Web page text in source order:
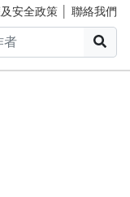
安全政策 聯絡我們